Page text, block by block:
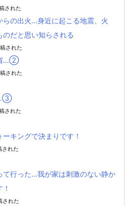
された
らの出火…身近に起こる地震、火
だと思い知らされる
された
…②
された
…③
された
ーキングで決まりです！
れた
て行った…我が家は刺激のない静か
された